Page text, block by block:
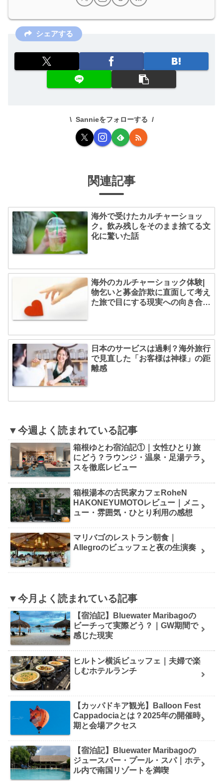
シェアする
Sannieをフォローする
関連記事
海外で受けたカルチャーショッ
ク。飲み残しをそのまま捨てる文
化に驚いた話
海外のカルチャーショック体験|
物乞いと募金詐欺に直面して考え
た旅で目にする現実への向き合い
日本のサービスは過剰？海外旅行
で見直した「お客様は神様」の距
離感
▼今週よく読まれている記事
箱根ゆとわ宿泊記①｜女性ひとり旅
にどう？ラウンジ・温泉・足湯テラ
スを徹底レビュー
箱根湯本の古民家カフェRoheN
HAKONEYUMOTOレビュー｜メニ
ュー・雰囲気・ひとり利用の感想
マリバゴのレストラン朝食｜
Allegroのビュッフェと夜の生演奏
▼今月よく読まれている記事
【宿泊記】Bluewater Maribagoの
ビーチって実際どう？｜GW期間で
感じた現実
ヒルトン横浜ビュッフェ｜夫婦で楽
しむホテルランチ
【カッパドキア観光】Balloon Fest
Cappadociaとは？2025年の開催時
期と会場アクセス
【宿泊記】Bluewater Maribagoの
ジュースバー・プール・スパ｜ホテ
ル内で南国リゾートを満喫